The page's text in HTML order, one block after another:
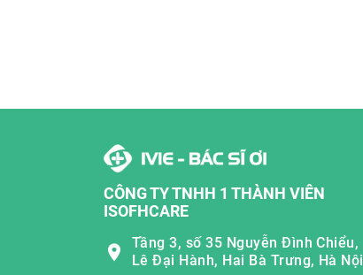
CÔNG TY TNHH 1 THÀNH VIÊN
ISOFHCARE
Tầng 3, số 35 Nguyễn Đình Chiểu,
Lê Đại Hành, Hai Bà Trưng, Hà Nội